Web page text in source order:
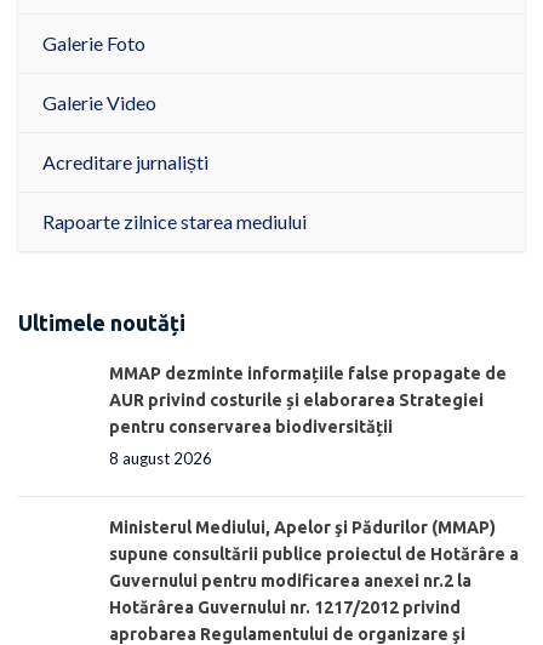
Galerie Foto
Galerie Video
Acreditare jurnaliști
Rapoarte zilnice starea mediului
Ultimele noutăți
MMAP dezminte informațiile false propagate de
AUR privind costurile și elaborarea Strategiei
pentru conservarea biodiversității
8 august 2026
Ministerul Mediului, Apelor şi Pădurilor (MMAP)
supune consultării publice proiectul de Hotărâre a
Guvernului pentru modificarea anexei nr.2 la
Hotărârea Guvernului nr. 1217/2012 privind
aprobarea Regulamentului de organizare şi